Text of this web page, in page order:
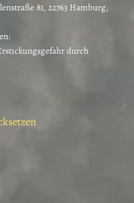
81, 22763 Hamburg,
durch